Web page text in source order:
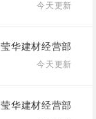
今天更新
莹华建材经营部
今天更新
莹华建材经营部